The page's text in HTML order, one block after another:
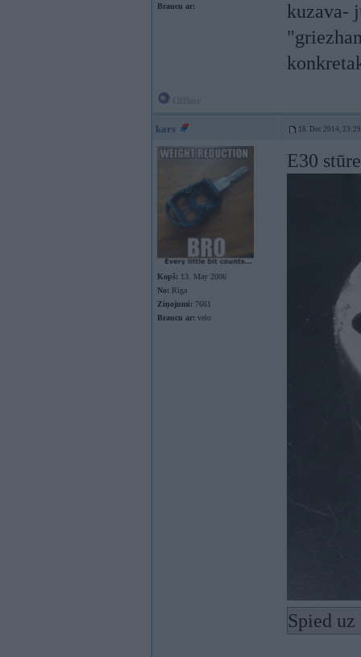
Braucu ar:
kuzava-
kars 18. Dec 2014, 23:29
Kopš: 13. May 2006
No: Rīga
Ziņojumi: 7661
Braucu ar: velo
E30
Spied